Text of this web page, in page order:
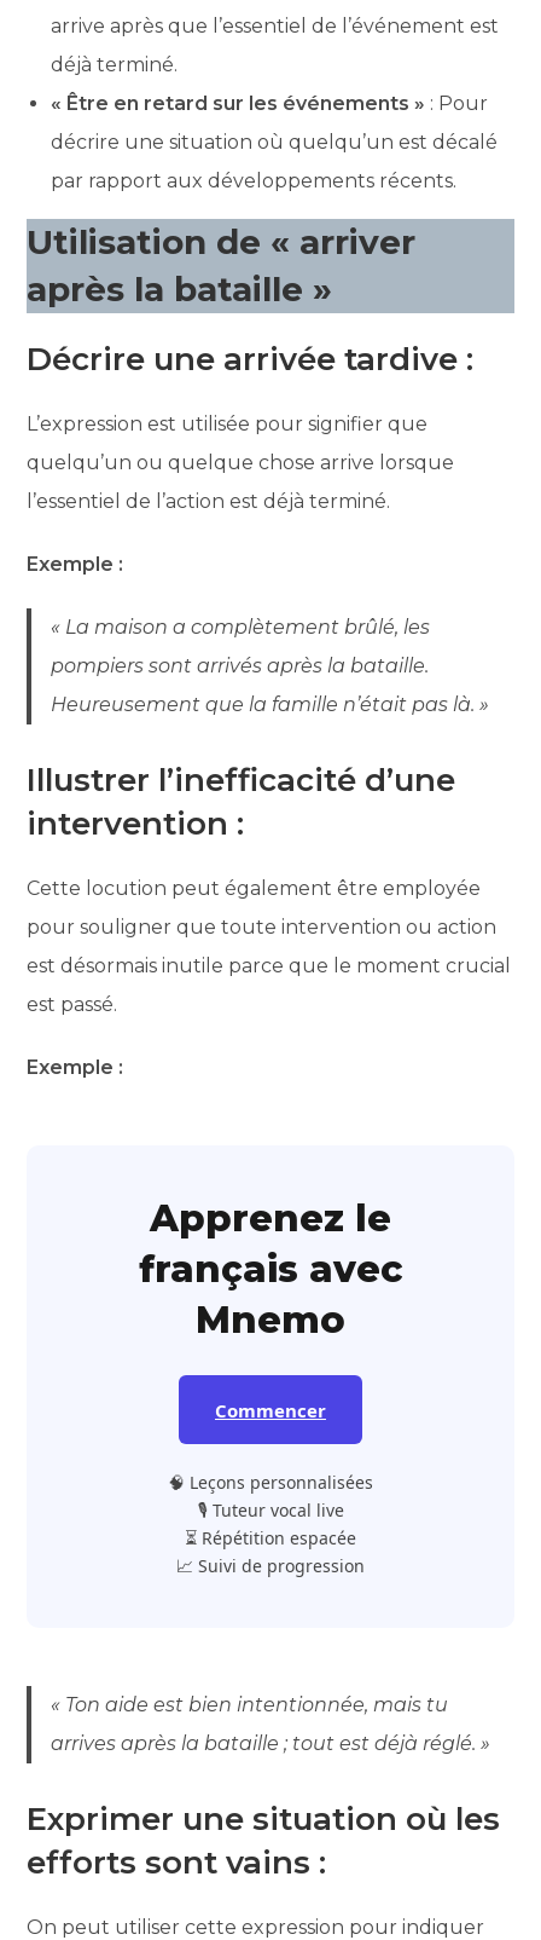
arrive après que l’essentiel de l’événement est
déjà terminé.
« Être en retard sur les événements » : Pour
décrire une situation où quelqu’un est décalé
par rapport aux développements récents.
Utilisation de « arriver
après la bataille »
Décrire une arrivée tardive :
L’expression est utilisée pour signifier que
quelqu’un ou quelque chose arrive lorsque
l’essentiel de l’action est déjà terminé.
Exemple :
« La maison a complètement brûlé, les
pompiers sont arrivés après la bataille.
Heureusement que la famille n’était pas là. »
Illustrer l’inefficacité d’une
intervention :
Cette locution peut également être employée
pour souligner que toute intervention ou action
est désormais inutile parce que le moment crucial
est passé.
Exemple :
Apprenez le
français avec
Mnemo
Commencer
🧠 Leçons personnalisées
🎙️ Tuteur vocal live
⏳ Répétition espacée
📈 Suivi de progression
« Ton aide est bien intentionnée, mais tu
arrives après la bataille ; tout est déjà réglé. »
Exprimer une situation où les
efforts sont vains :
On peut utiliser cette expression pour indiquer